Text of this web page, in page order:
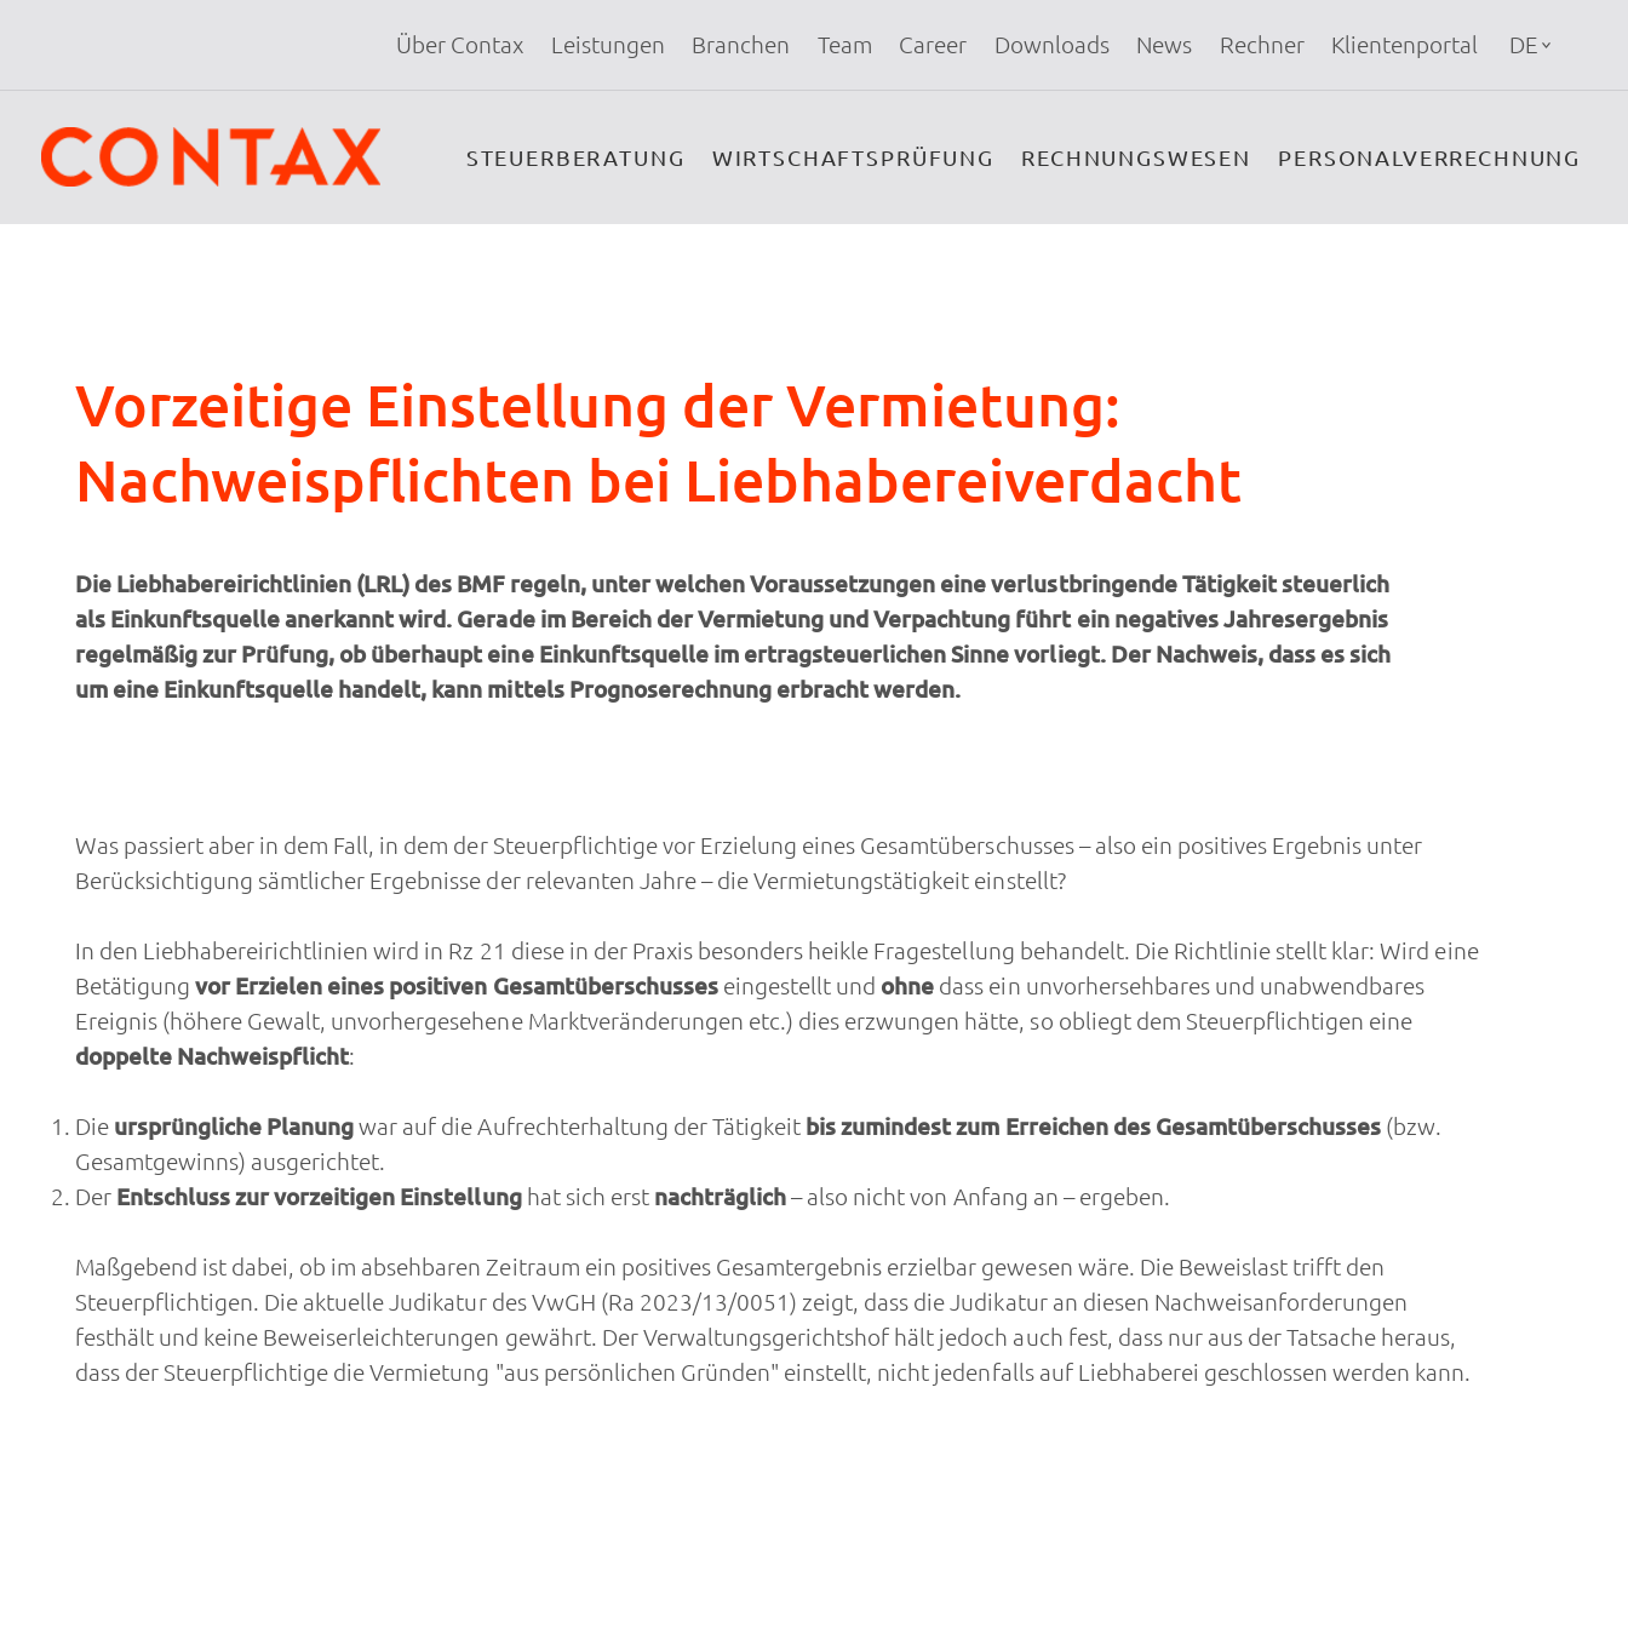
Über Contax Leistungen Branchen Team Career Downloads News Rechner Klientenportal DE
STEUERBERATUNG WIRTSCHAFTSPRÜFUNG RECHNUNGSWESEN PERSONALVERRECHNUNG
Vorzeitige Einstellung der Vermietung:
Nachweispflichten bei Liebhabereiverdacht
Die Liebhabereirichtlinien (LRL) des BMF regeln, unter welchen Voraussetzungen eine verlustbringende Tätigkeit steuerlich
als Einkunftsquelle anerkannt wird. Gerade im Bereich der Vermietung und Verpachtung führt ein negatives Jahresergebnis
regelmäßig zur Prüfung, ob überhaupt eine Einkunftsquelle im ertragsteuerlichen Sinne vorliegt. Der Nachweis, dass es sich
um eine Einkunftsquelle handelt, kann mittels Prognoserechnung erbracht werden.
Was passiert aber in dem Fall, in dem der Steuerpflichtige vor Erzielung eines Gesamtüberschusses – also ein positives Ergebnis unter
Berücksichtigung sämtlicher Ergebnisse der relevanten Jahre – die Vermietungstätigkeit einstellt?
In den Liebhabereirichtlinien wird in Rz 21 diese in der Praxis besonders heikle Fragestellung behandelt. Die Richtlinie stellt klar: Wird eine
Betätigung vor Erzielen eines positiven Gesamtüberschusseseingestellt und ohne dass ein unvorhersehbares und unabwendbares
Ereignis (höhere Gewalt, unvorhergesehene Marktveränderungen etc.) dies erzwungen hätte, so obliegt dem Steuerpflichtigen eine
doppelte Nachweispflicht:
Die ursprüngliche Planungwar auf die Aufrechterhaltung der Tätigkeit bis zumindest zum Erreichen des Gesamtüberschusses (bzw.
Gesamtgewinns) ausgerichtet.
Der Entschluss zur vorzeitigen Einstellunghat sich erst nachträglich– also nicht von Anfang an – ergeben.
Maßgebend ist dabei, ob im absehbaren Zeitraum ein positives Gesamtergebnis erzielbar gewesen wäre. Die Beweislast trifft den
Steuerpflichtigen. Die aktuelle Judikatur des VwGH (Ra 2023/13/0051) zeigt, dass die Judikatur an diesen Nachweisanforderungen
festhält und keine Beweiserleichterungen gewährt. Der Verwaltungsgerichtshof hält jedoch auch fest, dass nur aus der Tatsache heraus,
dass der Steuerpflichtige die Vermietung "aus persönlichen Gründen" einstellt, nicht jedenfalls auf Liebhaberei geschlossen werden kann.